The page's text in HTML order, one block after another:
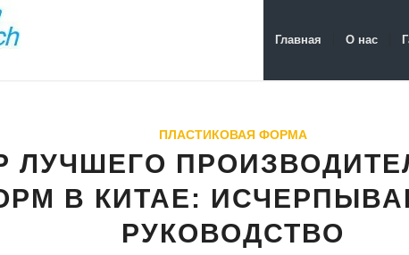
Главная О нас
ПЛАСТИКОВАЯ ФОРМА
ЛУЧШЕГО
В КИТАЕ:
РУКОВОДСТВО